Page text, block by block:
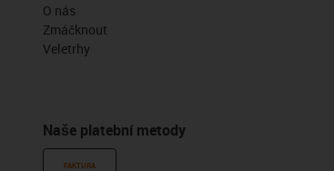
O nás
Zmáčknout
Veletrhy
Naše platební metody
FAKTURA